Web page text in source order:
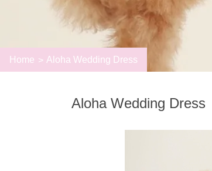
Home Aloha Wedding Dress
Aloha Wedding Dress